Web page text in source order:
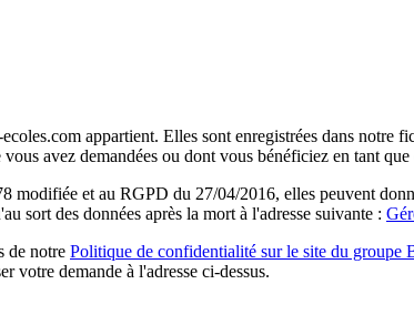
appartient. Elles sont enregistrées dans notre
avez demandées ou dont vous bénéficiez en tant
et au RGPD du 27/04/2016, elles peuvent
sort des données après la mort à l'adresse suivante :
de notre Politique de confidentialité sur le site du groupe
votre demande à l'adresse ci-dessus.